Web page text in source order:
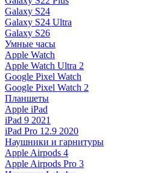
Galaxy S24
Galaxy S24 Ultra
Galaxy S26
Умные часы
Apple Watch
Apple Watch Ultra 2
Google Pixel Watch
Google Pixel Watch 2
Планшеты
Apple iPad
iPad 9 2021
iPad Pro 12.9 2020
Наушники и гарнитуры
Apple Airpods 4
Apple Airpods Pro 3